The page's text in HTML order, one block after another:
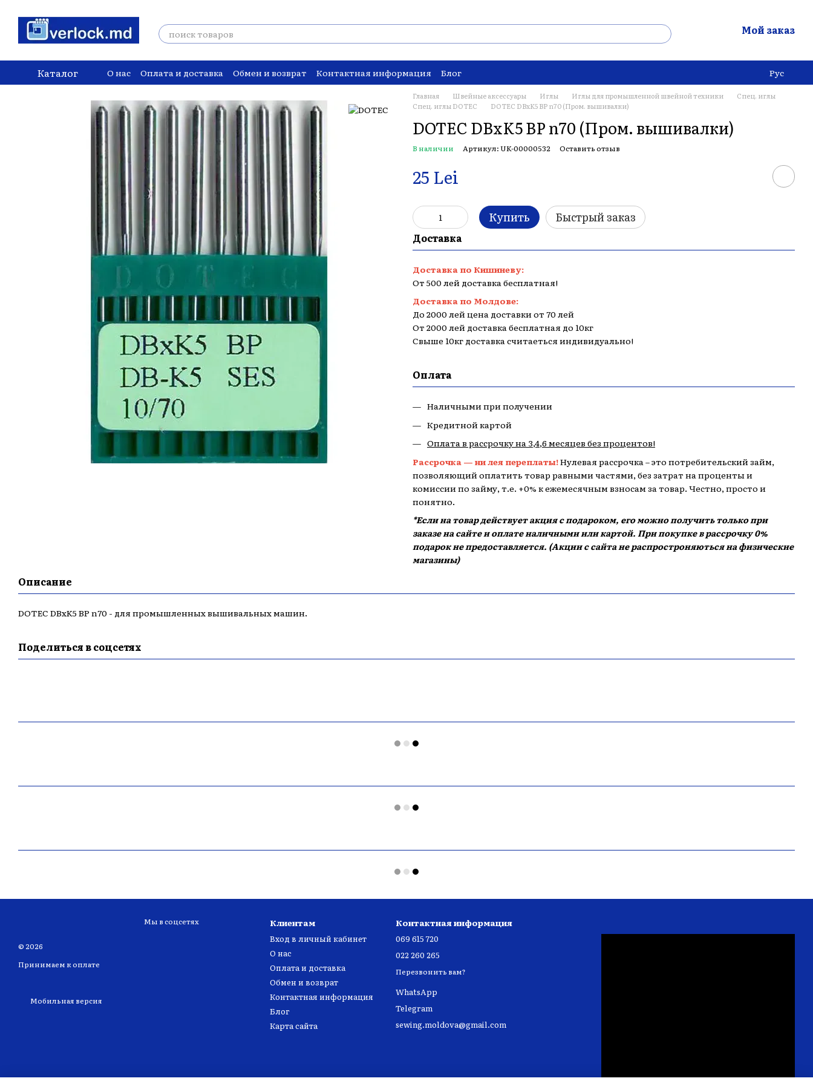
Мой заказ
Каталог О нас Оплата и доставка Обмен и возврат Контактная информация Блог Рус
Главная Швейные аксессуары Иглы Иглы для промышленной швейной техники
Спец. иглы
Спец. иглы DOTEC
DOTEC DBxK5 BP n70 (Пром. вышивалки)
DOTEC DBxK5 BP n70 (Пром. вышивалки)
В наличии Артикул: UK-00000532 Оставить отзыв
25 Lei
Купить Быстрый заказ
Доставка
Доставка по Кишиневу:
От 500 лей доставка бесплатная!
Доставка по Молдове:
До 2000 лей цена доставки от 70 лей
От 2000 лей доставка бесплатная до 10кг
Свыше 10кг доставка считаеться индивидуально!
Оплата
Наличными при получении
Кредитной картой
Оплата в рассрочку на 3,4,6 месяцев без процентов!
Рассрочка — ни лея переплаты!Нулевая рассрочка – это потребительский займ,
позволяющий оплатить товар равными частями, без затрат на проценты и
комиссии по займу, т.е. +0% к ежемесячным взносам за товар. Честно, просто и
понятно.
*Если на товар действует акция с подароком, его можно получить только при
заказе на сайте и оплате наличными или картой. При покупке в рассрочку 0%
подарок не предоставляется. (Акции с сайта не распростроняються на физические
магазины)
Описание
DOTEC DBxK5 BP n70 - для промышленных вышивальных машин.
Поделиться в соцсетях
© 2026
Принимаем к оплате
Мобильная версия
Мы в соцсетях Клиентам
Вход в личный кабинет
О нас
Оплата и доставка
Обмен и возврат
Контактная информация
Блог
Карта сайта
Контактная информация
069 615 720
022 260 265
Перезвонить вам?
WhatsApp
Telegram
sewing.moldova@gmail.com